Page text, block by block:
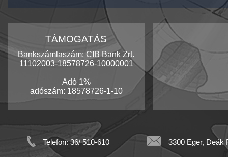
TÁMOGATÁS
Bankszámlaszám: CIB Bank Zrt.
11102003-18578726-10000001
Adó 1%
adószám: 18578726-1-10
Telefon: 36/ 510-610 3300 Eger, Deák